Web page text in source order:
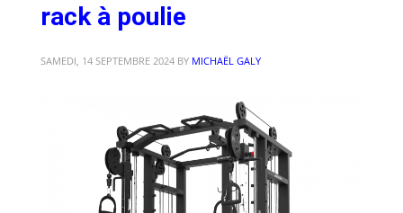
rack à poulie
SAMEDI, 14 SEPTEMBRE 2024 BY MICHAËL GALY